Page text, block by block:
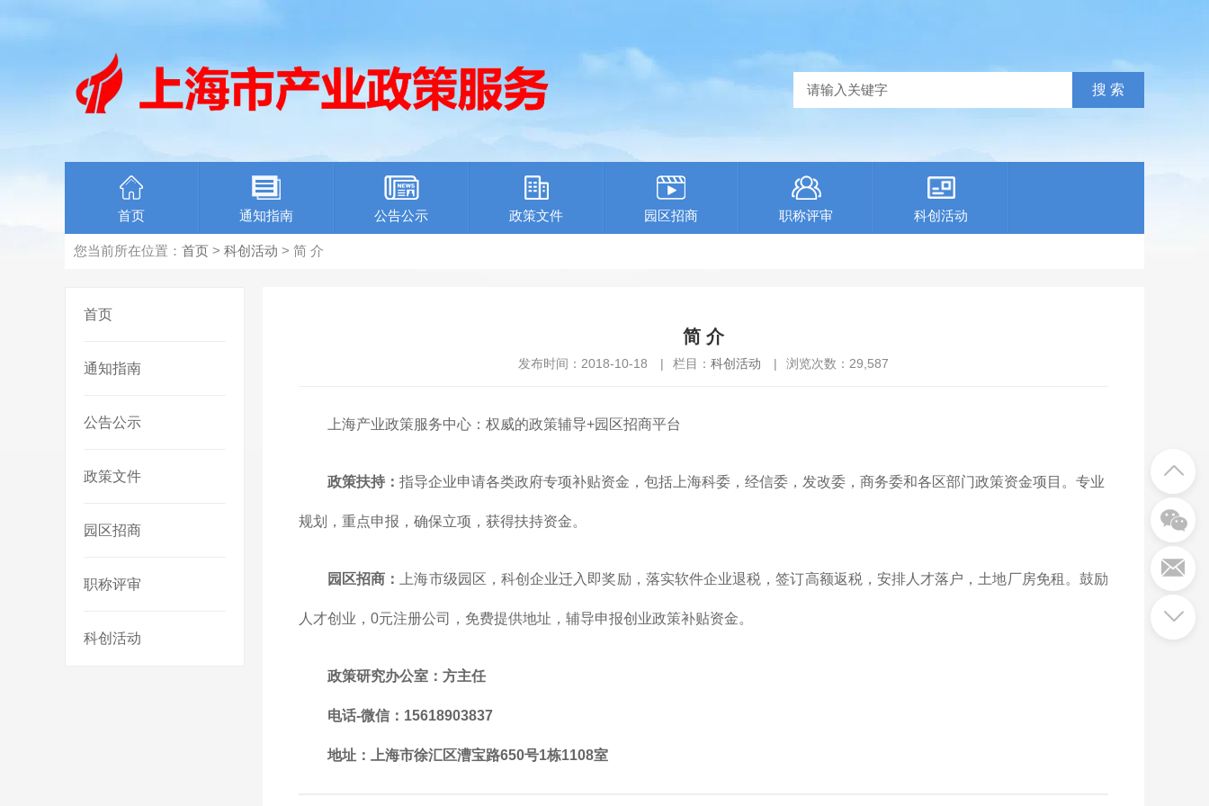
首页 通知指南 公告公示 政策文件 园区招商 职称评审 科创活动
您当前所在位置： 首页 > 科创活动 > 简 介
首页
通知指南
公告公示
政策文件
园区招商
职称评审
科创活动
简 介
发布时间：2018-10-18 | 栏目： 科创活动 | 浏览次数： 29,587
上海产业政策服务中心：权威的政策辅导+园区招商平台
政策扶持： 指导企业申请各类政府专项补贴资金，包括上海科委，经信委，发改委，商务委和各区部门政策资金项目。专业
规划，重点申报，确保立项，获得扶持资金。
园区招商： 上海市级园区，科创企业迁入即奖励，落实软件企业退税，签订高额返税，安排人才落户，土地厂房免租。鼓励
人才创业，0元注册公司，免费提供地址，辅导申报创业政策补贴资金。
政策研究办公室：方主任
电话-微信：15618903837
地址：上海市徐汇区漕宝路650号1栋1108室